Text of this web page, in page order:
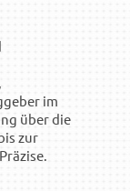
im
über die
zur